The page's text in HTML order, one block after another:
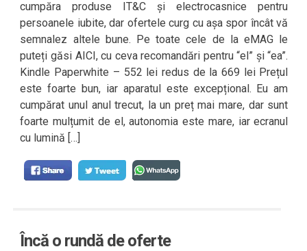
cumpăra produse IT&C și electrocasnice pentru
persoanele iubite, dar ofertele curg cu așa spor încât vă
semnalez altele bune. Pe toate cele de la eMAG le
puteți găsi AICI, cu ceva recomandări pentru “el” și “ea”.
Kindle Paperwhite – 552 lei redus de la 669 lei Prețul
este foarte bun, iar aparatul este excepțional. Eu am
cumpărat unul anul trecut, la un preț mai mare, dar sunt
foarte mulțumit de el, autonomia este mare, iar ecranul
cu lumină […]
Încă o rundă de oferte